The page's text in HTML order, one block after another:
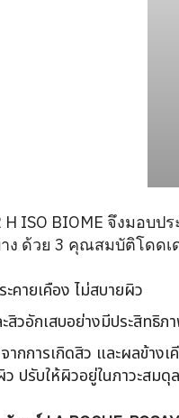
H ISO BIOME จึงม
ง ด้วย 3 คุณสมบัติโดดเ
ะคายเคือง ไม่สบายผิว
วอักเสบอย่างมีประสิทธิภ
ากการเกิดสิว และผลข้าง
ปรับให้ผิวอยู่ในภาวะสม